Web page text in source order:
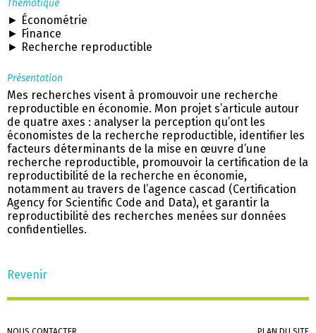
Thématique
► Économétrie
► Finance
► Recherche reproductible
Présentation
Mes recherches visent à promouvoir une recherche
reproductible en économie. Mon projet s’articule autour
de quatre axes : analyser la perception qu’ont les
économistes de la recherche reproductible, identifier les
facteurs déterminants de la mise en œuvre d’une
recherche reproductible, promouvoir la certification de la
reproductibilité de la recherche en économie,
notamment au travers de l’agence cascad (Certification
Agency for Scientific Code and Data), et garantir la
reproductibilité des recherches menées sur données
confidentielles.
Revenir